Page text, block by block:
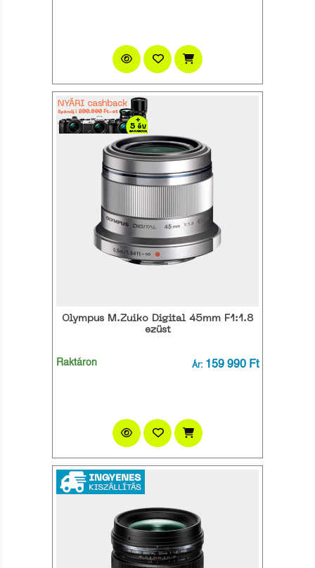
Olympus M.Zuiko Digital 45mm F1:1.8
ezüst
Raktáron Ár: 159 990 Ft